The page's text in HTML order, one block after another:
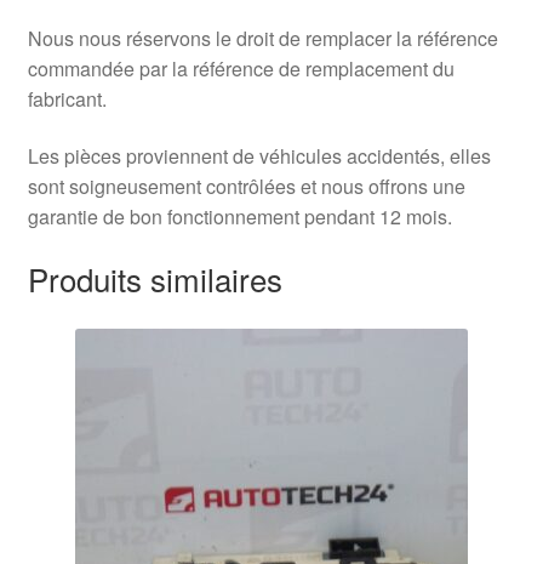
Nous nous réservons le droit de remplacer la référence
commandée par la référence de remplacement du
fabricant.
Les pièces proviennent de véhicules accidentés, elles
sont soigneusement contrôlées et nous offrons une
garantie de bon fonctionnement pendant 12 mois.
Produits similaires